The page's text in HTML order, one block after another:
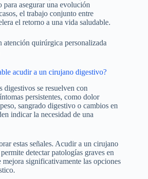
para asegurar una evolución
el trabajo conjunto entre
el retorno a una vida saludable.
atención quirúrgica personalizada
acudir a un cirujano digestivo?
digestivos se resuelven con
persistentes, como dolor
sangrado digestivo o cambios en
indicar la necesidad de una
estas señales. Acudir a un cirujano
detectar patologías graves en
mejora significativamente las opciones